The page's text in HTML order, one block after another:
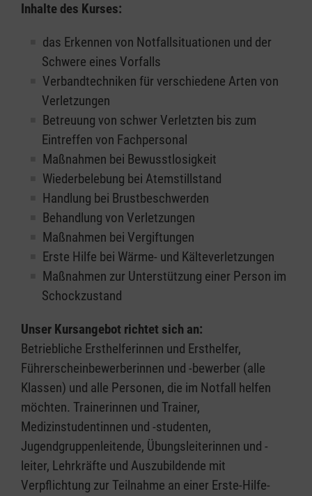
Inhalte des Kurses:
das Erkennen von Notfallsituationen und der
Schwere eines Vorfalls
Verbandtechniken für verschiedene Arten von
Verletzungen
Betreuung von schwer Verletzten bis zum
Eintreffen von Fachpersonal
Maßnahmen bei Bewusstlosigkeit
Wiederbelebung bei Atemstillstand
Handlung bei Brustbeschwerden
Behandlung von Verletzungen
Maßnahmen bei Vergiftungen
Erste Hilfe bei Wärme- und Kälteverletzungen
Maßnahmen zur Unterstützung einer Person im
Schockzustand
Unser Kursangebot richtet sich an:
Betriebliche Ersthelferinnen und Ersthelfer,
Führerscheinbewerberinnen und -bewerber (alle
Klassen) und alle Personen, die im Notfall helfen
möchten. Trainerinnen und Trainer,
Medizinstudentinnen und -studenten,
Jugendgruppenleitende, Übungsleiterinnen und -
leiter, Lehrkräfte und Auszubildende mit
Verpflichtung zur Teilnahme an einer Erste-Hilfe-